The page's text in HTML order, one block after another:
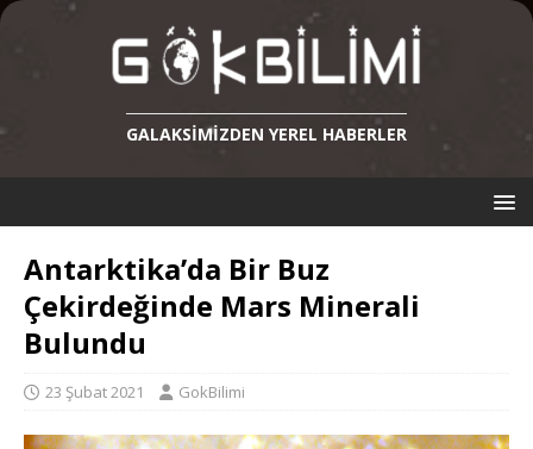
GALAKSIMIZDEN YEREL HABERLER
Antarktika’da Bir Buz
Çekirdeğinde Mars Minerali
Bulundu
23 Şubat 2021 GokBilimi